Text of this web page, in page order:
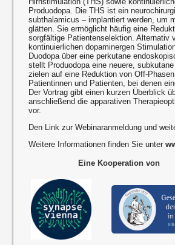
Produodopa. Die THS ist ein
subthalamicus – implantiert werden, um
glätten. Sie ermöglicht häufig eine
sorgfältige Patientenselektion. Alternativ
kontinuierlichen dopaminergen
Duodopa über eine perkutane
stellt Produodopa eine neuere,
zielen auf eine Reduktion von Off-
Patientinnen und Patienten, bei denen
Der Vortrag gibt einen kurzen Überblick
anschließend die apparativen
vor.
Den Link zur Webinaranmeldung und
Weitere Informationen finden Sie unter
Eine Kooperation von